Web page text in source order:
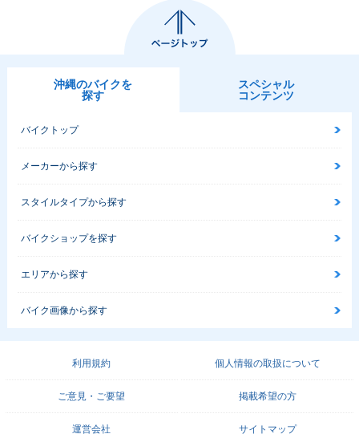
沖縄のバイクを
探す
スペシャル
コンテンツ
バイクトップ
メーカーから探す
スタイルタイプから探す
バイクショップを探す
エリアから探す
バイク画像から探す
利用規約 個人情報の取扱について
ご意見・ご要望 掲載希望の方
運営会社 サイトマップ